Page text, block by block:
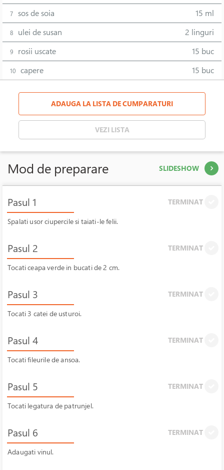
7 sos de soia 15 ml
8 ulei de susan 2 linguri
9 rosii uscate 15 buc
10 capere 15 buc
ADAUGA LA LISTA DE CUMPARATURI
VEZI LISTA
Mod de preparare SLIDESHOW
Pasul 1 TERMINAT
Spalati usor ciupercile si taiati-le felii.
Pasul 2 TERMINAT
Tocati ceapa verde in bucati de 2 cm.
Pasul 3 TERMINAT
Tocati 3 catei de usturoi.
Pasul 4 TERMINAT
Tocati fileurile de ansoa.
Pasul 5 TERMINAT
Tocati legatura de patrunjel.
Pasul 6 TERMINAT
Adaugati vinul.